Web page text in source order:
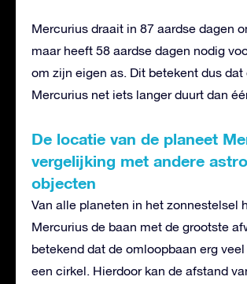
Mercurius draait in 87 aardse dagen
maar heeft 58 aardse dagen nodig
om zijn eigen as. Dit betekent dus dat
Mercurius net iets langer duurt dan
De locatie van de planeet
vergelijking met andere
objecten
Van alle planeten in het zonnestelsel
Mercurius de baan met de grootste
betekend dat de omloopbaan erg
een cirkel. Hierdoor kan de afstand